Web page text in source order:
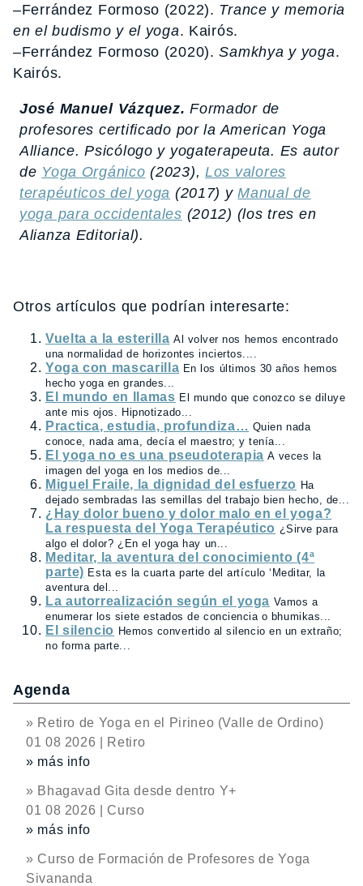
–Ferrández Formoso (2022). Trance y memoria
en el budismo y el yoga. Kairós.
–Ferrández Formoso (2020).Samkhya y yoga.
Kairós.
José Manuel Vázquez. Formador de
profesores certificado por la American Yoga
Alliance. Psicólogo y yogaterapeuta. Es autor
de Yoga Orgánico (2023),Los valores
terapéuticos del yoga (2017) yManual de
yoga para occidentales (2012) (los tres en
Alianza Editorial).
Otros artículos que podrían interesarte:
Vuelta a la esterilla Al volver nos hemos encontrado
una normalidad de horizontes inciertos....
Yoga con mascarilla En los últimos 30 años hemos
hecho yoga en grandes...
El mundo en llamas El mundo que conozco se diluye
ante mis ojos. Hipnotizado...
Practica, estudia, profundiza… Quien nada
conoce, nada ama, decía el maestro; y tenía...
El yoga no es una pseudoterapia A veces la
imagen del yoga en los medios de...
Miguel Fraile, la dignidad del esfuerzo Ha
dejado sembradas las semillas del trabajo bien hecho, de...
¿Hay dolor bueno y dolor malo en el yoga?
La respuesta del Yoga Terapéutico ¿Sirve para
algo el dolor? ¿En el yoga hay un...
Meditar, la aventura del conocimiento (4ª
parte) Esta es la cuarta parte del artículo ‘Meditar, la
aventura del...
La autorrealización según el yoga Vamos a
enumerar los siete estados de conciencia o bhumikas...
El silencio Hemos convertido al silencio en un extraño;
no forma parte...
Agenda
» Retiro de Yoga en el Pirineo (Valle de Ordino)
01 08 2026 | Retiro
» más info
» Bhagavad Gita desde dentro Y+
01 08 2026 | Curso
» más info
» Curso de Formación de Profesores de Yoga
Sivananda